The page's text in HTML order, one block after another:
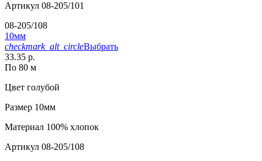
Артикул 08-205/101
08-205/108
10мм
checkmark_alt_circleВыбрать
33.35 р.
По 80 м
Цвет голубой
Размер 10мм
Материал 100% хлопок
Артикул 08-205/108